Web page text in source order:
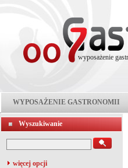
wyposażenie
WYPOSAŻENIE GASTRONOMII
Wyszukiwanie
więcej opcji